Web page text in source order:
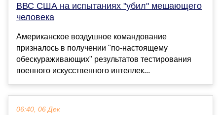
ВВС США на испытаниях "убил" мешающего
человека
Американское воздушное командование
призналось в получении "по-настоящему
обескураживающих" результатов тестирования
военного искусственного интеллек...
06:40, 06 Дек